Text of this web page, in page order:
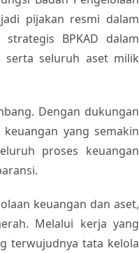
pijakan resmi dalam
BPKAD dalam
serta seluruh aset milik
Dengan dukungan
yang semakin
proses keuangan
keuangan dan aset,
Melalui kerja yang
terwujudnya tata kelola